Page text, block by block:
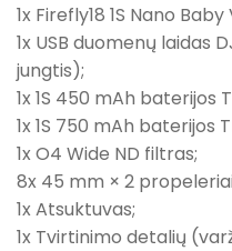
1x Firefly18 1S Nano
1x USB duomenų laidas
jungtis);
1x 1S 450 mAh baterijos
1x 1S 750 mAh baterijos
1x O4 Wide ND filtras;
8x 45 mm × 2
1x Atsuktuvas;
1x Tvirtinimo detalių